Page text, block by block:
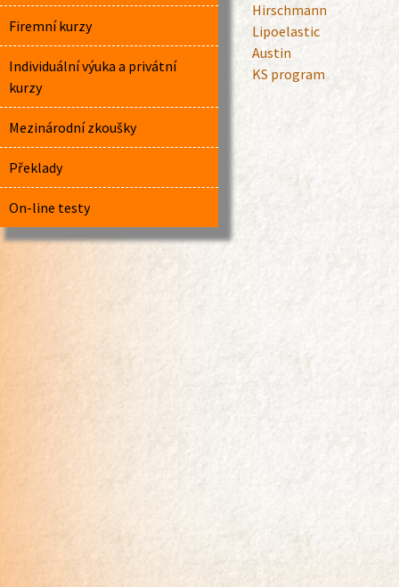
Firemní kurzy
Individuální výuka a privátní
kurzy
Mezinárodní zkoušky
Překlady
On-line testy
Hirschmann
Lipoelastic
Austin
KS program